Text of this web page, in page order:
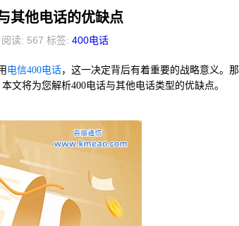
其他电话的优缺点
读: 567 标签: 400电话
电信400电话，这一决定背后有着重要的战略意义。那
文将为您解析400电话与其他电话类型的优缺点。